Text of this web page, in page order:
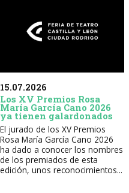
15.07.2026
Los XV Premios Rosa
María García Cano 2026
ya tienen galardonados
El jurado de los XV Premios
Rosa María García Cano 2026
ha dado a conocer los nombres
de los premiados de esta
edición, unos reconocimientos...